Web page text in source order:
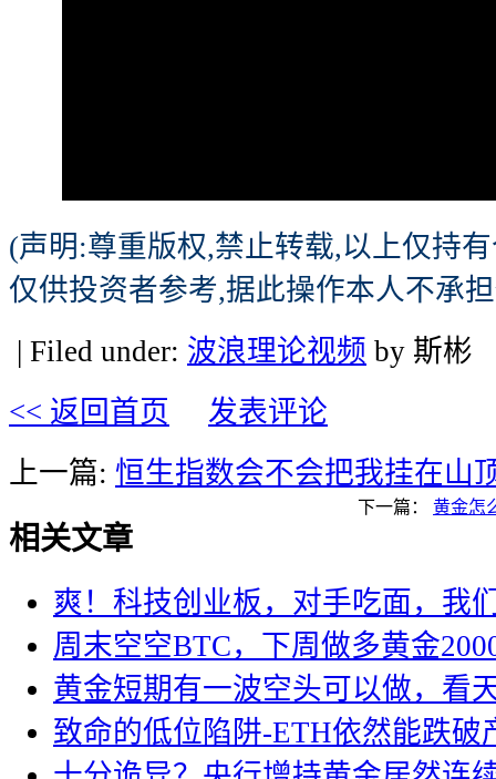
(声明:尊重版权,禁止转载,以上仅持
仅供投资者参考,据此操作本人不承
| Filed under: 波浪理论视频 by 斯彬
<< 返回首页
发表评论
上一篇: 恒生指数会不会把我挂在山
下一篇： 黄金怎
相关文章
爽！科技创业板，对手吃面，我
周末空空BTC，下周做多黄金
黄金短期有一波空头可以做，看
致命的低位陷阱-ETH依然能跌破